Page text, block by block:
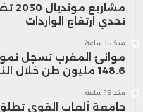
تحدي ارتفاع الواردات
منذ 15 ساعة
موانئ المغرب تسجل نمواً
148.6 مليون طن خلال النصف الأول
منذ 15 ساعة